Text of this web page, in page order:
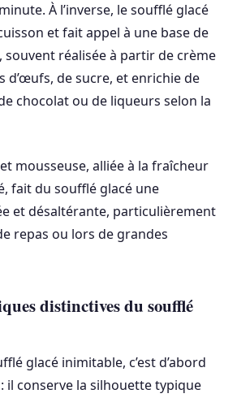
À l’inverse, le soufflé glacé
et fait appel à une base de
souvent réalisée à partir de crème
d’œufs, de sucre, et enrichie de
chocolat ou de liqueurs selon la
mousseuse, alliée à la fraîcheur
fait du soufflé glacé une
et désaltérante, particulièrement
repas ou lors de grandes
distinctives du soufflé
glacé inimitable, c’est d’abord
il conserve la silhouette typique